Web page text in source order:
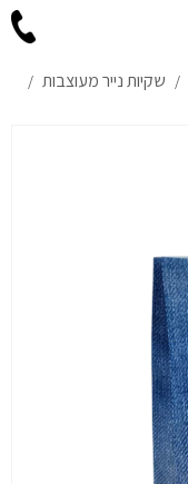
/ שקיות נייר מעוצבות /